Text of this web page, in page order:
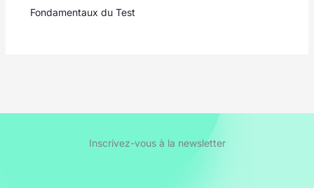
Fondamentaux du Test
Inscrivez-vous à la newsletter